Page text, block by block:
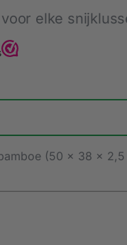
elke
(50 x 38 x